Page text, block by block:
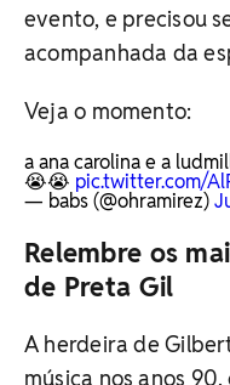
evento, e precisou
acompanhada da
Veja o momento:
a ana carolina e a
😭😭 pic.twitter.com/
— babs (@ohramirez)
Relembre os
de Preta Gil
A herdeira de
música nos anos